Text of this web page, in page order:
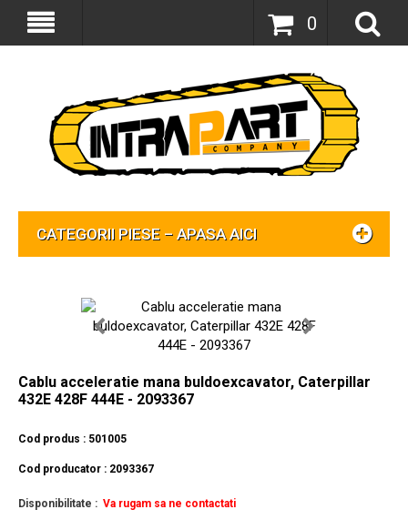
0
CATEGORII PIESE – APASA AICI
Cablu acceleratie mana buldoexcavator, Caterpillar
432E 428F 444E - 2093367
Cod produs : 501005
Cod producator : 2093367
Disponibilitate : Va rugam sa ne contactati